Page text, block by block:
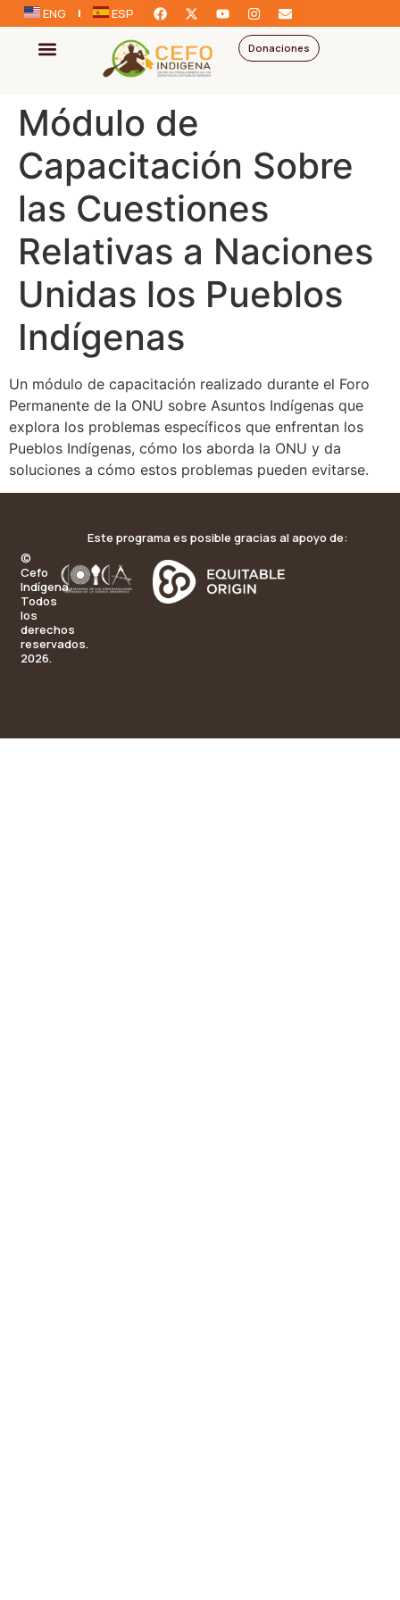
ENG ESP
Donaciones
Módulo de
Capacitación Sobre
las Cuestiones
Relativas a Naciones
Unidas los Pueblos
Indígenas
Un módulo de capacitación realizado durante el Foro
Permanente de la ONU sobre Asuntos Indígenas que
explora los problemas específicos que enfrentan los
Pueblos Indígenas, cómo los aborda la ONU y da
soluciones a cómo estos problemas pueden evitarse.
©
Cefo
Indígena.
Todos
los
derechos
reservados.
2026.
Este programa es posible gracias al apoyo de: